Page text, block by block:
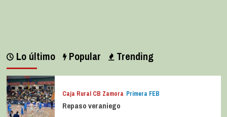
Lo último Popular Trending
Caja Rural CB Zamora Primera FEB
Repaso veraniego